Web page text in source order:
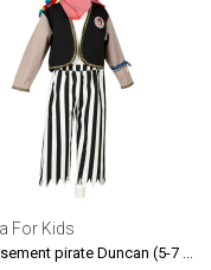
For Kids